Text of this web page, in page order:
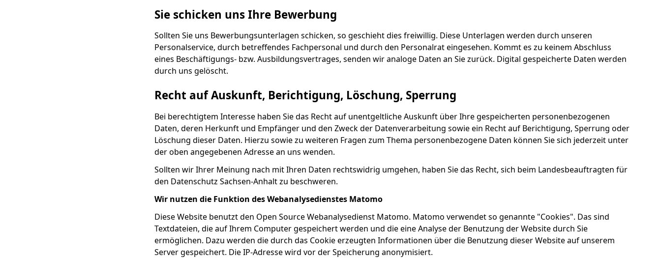
Sie schicken uns Ihre Bewerbung
Sollten Sie uns Bewerbungsunterlagen schicken, so geschieht dies freiwillig. Diese Unterlagen werden durch unseren
Personalservice, durch betreffendes Fachpersonal und durch den Personalrat eingesehen. Kommt es zu keinem Abschluss
eines Beschäftigungs- bzw. Ausbildungsvertrages, senden wir analoge Daten an Sie zurück. Digital gespeicherte Daten werden
durch uns gelöscht.
Recht auf Auskunft, Berichtigung, Löschung, Sperrung
Bei berechtigtem Interesse haben Sie das Recht auf unentgeltliche Auskunft über Ihre gespeicherten personenbezogenen
Daten, deren Herkunft und Empfänger und den Zweck der Datenverarbeitung sowie ein Recht auf Berichtigung, Sperrung oder
Löschung dieser Daten. Hierzu sowie zu weiteren Fragen zum Thema personenbezogene Daten können Sie sich jederzeit unter
der oben angegebenen Adresse an uns wenden.
Sollten wir Ihrer Meinung nach mit Ihren Daten rechtswidrig umgehen, haben Sie das Recht, sich beim Landesbeauftragten für
den Datenschutz Sachsen-Anhalt zu beschweren.
Wir nutzen die Funktion des Webanalysedienstes Matomo
Diese Website benutzt den Open Source Webanalysedienst Matomo. Matomo verwendet so genannte "Cookies". Das sind
Textdateien, die auf Ihrem Computer gespeichert werden und die eine Analyse der Benutzung der Website durch Sie
ermöglichen. Dazu werden die durch das Cookie erzeugten Informationen über die Benutzung dieser Website auf unserem
Server gespeichert. Die IP-Adresse wird vor der Speicherung anonymisiert.